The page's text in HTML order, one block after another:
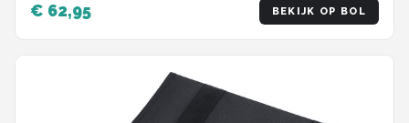
€ 62,95 BEKIJK OP BOL